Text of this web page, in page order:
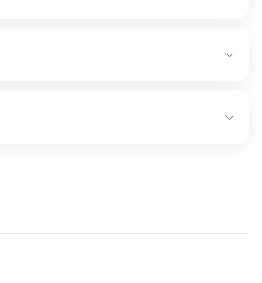
1-дв (клен старый 7м)